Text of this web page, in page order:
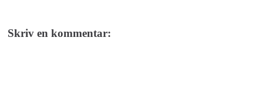
Skriv en kommentar: